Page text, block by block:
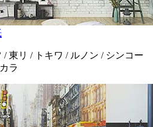
/ 東リ / トキワ / ルノン / シンコー
ラ